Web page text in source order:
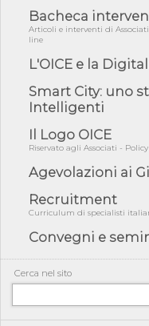
05/08/26 - Anac:
2 s...
05/08/26 - SAVE THE
Professioni ...
05/08/26 - Successo
di Reg...
05/08/26 - Lettera OICE
Campa...
04/08/26 - DL PA:
per ...
04/08/26 - International
COP31, An...
04/08/26 - CdS, project
impugnar...
04/08/26 - Rapporto
penali per ...
04/08/26 - CdS:
Bacheca
Articoli e interventi di
line
L'OICE e la
Smart City: uno
Intelligenti
Il Logo OICE
Riservato agli Associati -
Agevolazioni ai
Recruitment
Curriculum di specialisti
Convegni e
Cerca nel sito